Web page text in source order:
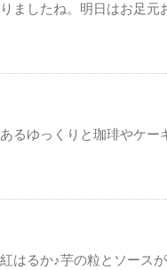
ましたね。明日はお足
るゆっくりと珈琲やケ
はるか♪芋の粒とソース